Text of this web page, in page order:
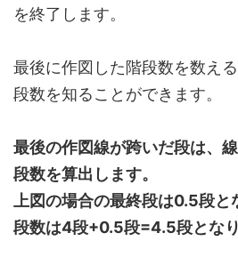
を終了します。
最後に作図した階段数を数え
段数を知ることができます。
最後の作図線が跨いだ段は、
段数を算出します。
上図の場合の最終段は0.5段と
段数は4段+0.5段=4.5段となり